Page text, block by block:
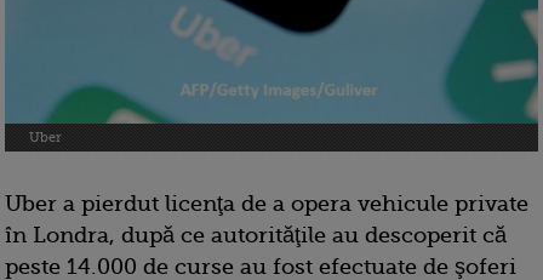
Uber
Uber a pierdut licenţa de a opera vehicule private
în Londra, după ce autorităţile au descoperit că
peste 14.000 de curse au fost efectuate de şoferi